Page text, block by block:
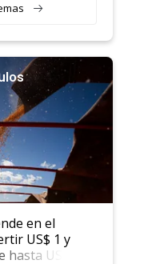
en el
US$ 1 y
US$ 10